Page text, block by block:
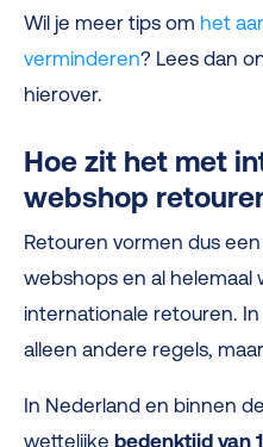
Wil je meer tips om het
verminderen? Lees dan
hierover.
Hoe zit het met
webshop
Retouren vormen dus
webshops en al helemaal
internationale retouren.
alleen andere regels,
In Nederland en binnen
wettelijke bedenktijd van